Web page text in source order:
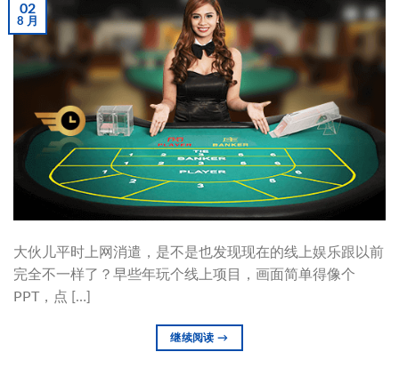
02
8 月
大伙儿平时上网消遣，是不是也发现现在的线上娱乐跟以前
完全不一样了？早些年玩个线上项目，画面简单得像个
PPT，点 […]
继续阅读→